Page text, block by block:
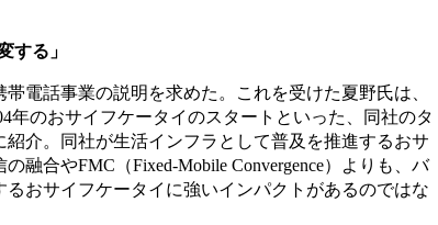
する」
電話事業の説明を求めた。これを受けた夏野氏は、
年のおサイフケータイのスタートといった、同社のタ
介。同社が生活インフラとして普及を推進するおサ
融合やFMC（Fixed-Mobile Convergence）よりも、バ
おサイフケータイに強いインパクトがあるのではな